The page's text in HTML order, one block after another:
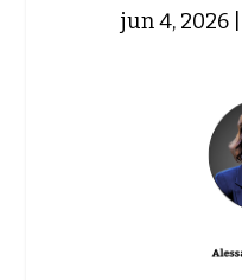
jun 4, 2026